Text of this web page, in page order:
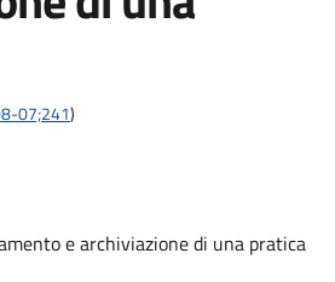
07;241)
e archiviazione di una pratica